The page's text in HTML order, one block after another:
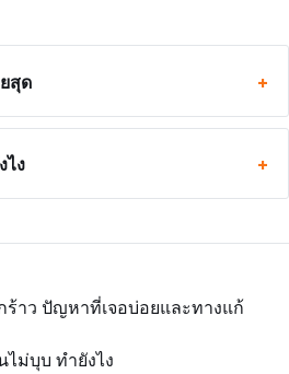
สุด
ง
าว ปัญหาที่เจอบ่อยและทางแก้
ม่บุบ ทำยังไง